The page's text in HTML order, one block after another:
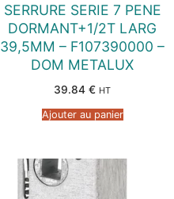
SERRURE SERIE 7 PENE
DORMANT+1/2T LARG
39,5MM – F107390000 –
DOM METALUX
39.84 € HT
Ajouter au panier